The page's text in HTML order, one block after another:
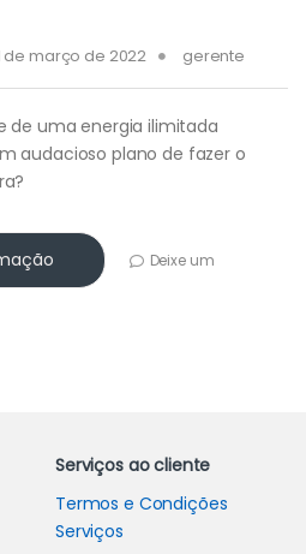
de março de 2022 gerente
de uma energia ilimitada
audacioso plano de fazer o
Deixe um
Serviços ao cliente
Termos e Condições
Serviços